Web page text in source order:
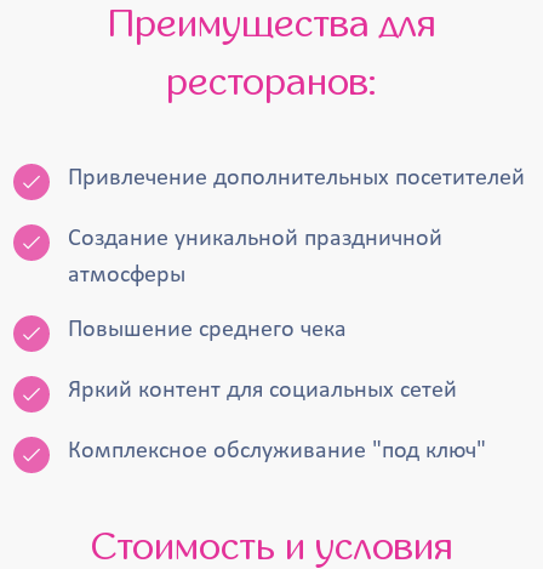
Преимущества для
ресторанов:
Привлечение дополнительных посетителей
Создание уникальной праздничной
атмосферы
Повышение среднего чека
Яркий контент для социальных сетей
Комплексное обслуживание "под ключ"
Стоимость и условия